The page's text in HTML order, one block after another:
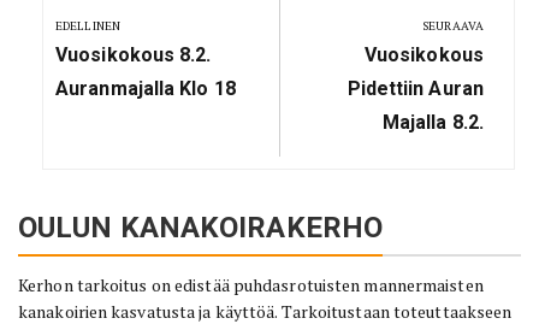
selaus
EDELLINEN
Previous
Post:
Vuosikokous 8.2.
Auranmajalla Klo 18
SEURAAVA
Next
Post:
Vuosikokous
Pidettiin Auran
Majalla 8.2.
OULUN KANAKOIRAKERHO
Kerhon tarkoitus on edistää puhdasrotuisten mannermaisten
kanakoirien kasvatusta ja käyttöä. Tarkoitustaan toteuttaakseen